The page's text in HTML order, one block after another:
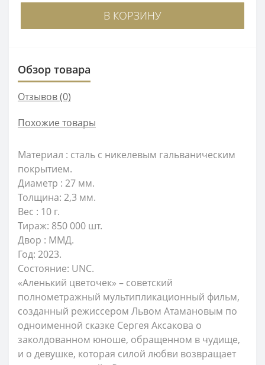
В КОРЗИНУ
Обзор товара
Отзывов (0)
Похожие товары
Материал : сталь с никелевым гальваническим
покрытием.
Диаметр : 27 мм.
Толщина: 2,3 мм.
Вес : 10 г.
Тираж: 850 000 шт.
Двор : ММД.
Год: 2023.
Состояние: UNC.
«Аленький цветочек» – советский
полнометражный мультипликационный фильм,
созданный режиссером Львом Атамановым по
одноименной сказке Сергея Аксакова о
заколдованном юноше, обращенном в чудище,
и о девушке, которая силой любви возвращает